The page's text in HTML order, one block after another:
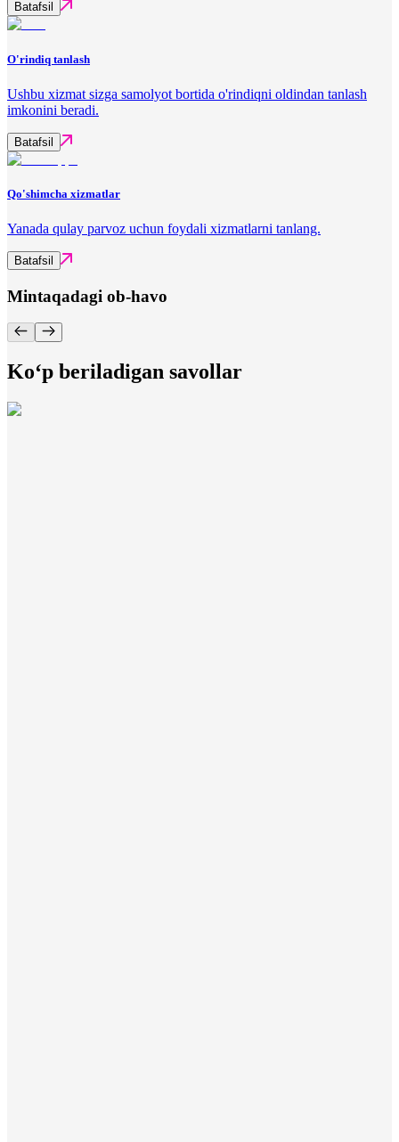
Batafsil
O'rindiq tanlash
Ushbu xizmat sizga samolyot bortida o'rindiqni oldindan tanlash
imkonini beradi.
Batafsil
Qo'shimcha xizmatlar
Yanada qulay parvoz uchun foydali xizmatlarni tanlang.
Batafsil
Mintaqadagi ob-havo
Ko‘p beriladigan savollar